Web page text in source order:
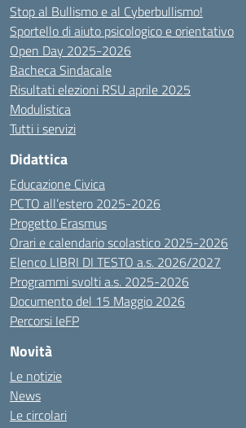
Stop al Bullismo e al Cyberbullismo!
Sportello di aiuto psicologico e orientativo
Open Day 2025-2026
Bacheca Sindacale
Risultati elezioni RSU aprile 2025
Modulistica
Tutti i servizi
Didattica
Educazione Civica
PCTO all’estero 2025-2026
Progetto Erasmus
Orari e calendario scolastico 2025-2026
Elenco LIBRI DI TESTO a.s. 2026/2027
Programmi svolti a.s. 2025-2026
Documento del 15 Maggio 2026
Percorsi IeFP
Novità
Le notizie
News
Le circolari